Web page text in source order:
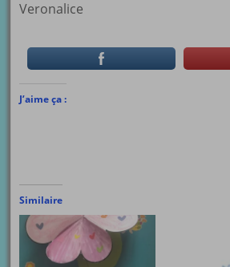
Veronalice
J’aime ça :
Similaire